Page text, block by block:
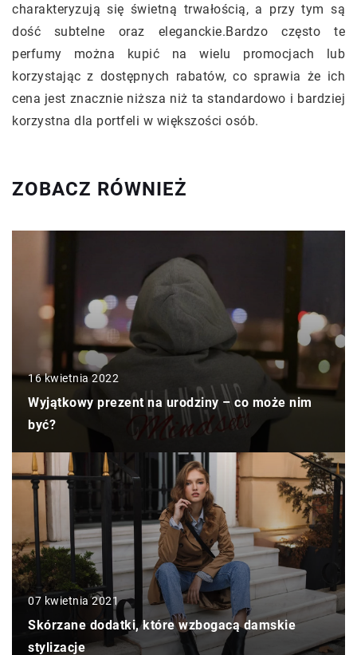
charakteryzują się świetną trwałością, a przy tym są
dość subtelne oraz eleganckie.Bardzo często te
perfumy można kupić na wielu promocjach lub
korzystając z dostępnych rabatów, co sprawia że ich
cena jest znacznie niższa niż ta standardowo i bardziej
korzystna dla portfeli w większości osób.
ZOBACZ RÓWNIEŻ
16 kwietnia 2022
Wyjątkowy prezent na urodziny – co może nim
być?
07 kwietnia 2021
Skórzane dodatki, które wzbogacą damskie
stylizacje